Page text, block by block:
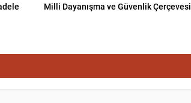
Milli Dayanışma ve Güvenlik Çerçevesi